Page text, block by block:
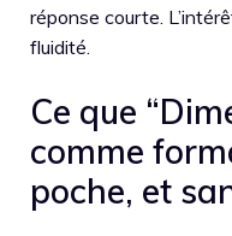
réponse courte.
fluidité.
Ce que
comme
poche, et